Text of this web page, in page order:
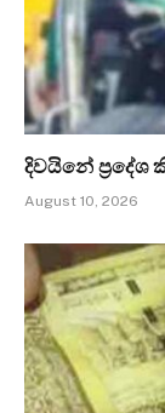
දිවයිනේ
August 10, 2026